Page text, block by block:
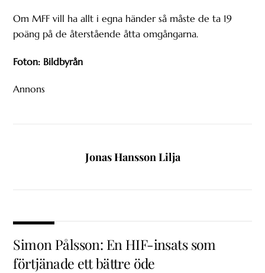
Om MFF vill ha allt i egna händer så måste de ta 19
poäng på de återstående åtta omgångarna.
Foton: Bildbyrån
Annons
Jonas Hansson Lilja
Simon Pålsson: En HIF-insats som
förtjänade ett bättre öde